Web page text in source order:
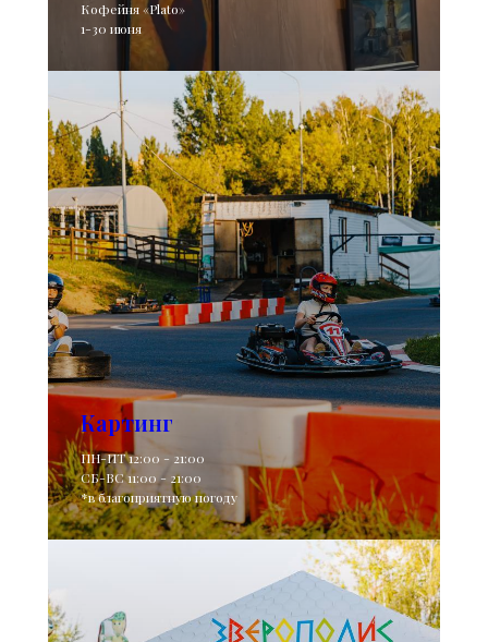
Кофейня «Plato»
1-30 июня
Картинг
ПН-ПТ 12:00 - 21:00
СБ-ВС 11:00 - 21:00
*в благоприятную погоду